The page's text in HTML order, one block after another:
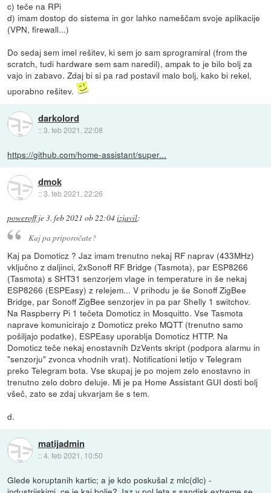
c) teče na RPi
d) imam dostop do sistema in gor lahko nameščam svoje aplikacije
(VPN, firewall...)
Do sedaj sem imel rešitev, ki sem jo sam sprogramiral (from the
scratch, tudi hardware sem sam naredil), ampak to je bilo bolj za
vajo in zabavo. Zdaj bi si pa rad postavil malo bolj, kako bi rekel,
uporabno rešitev.
darkolord
::3. feb 2021, 22:08
https://github.com/home-assistant/super...
dmok
::3. feb 2021, 22:26
poweroffje3. feb 2021 ob 22:04izjavil:
Kaj pa priporočate?
Kaj pa Domoticz ? Jaz imam trenutno nekaj RF naprav (433MHz)
vključno z daljinci, 2xSonoff RF Bridge (Tasmota), par ESP8266
(Tasmota) s SHT31 senzorjem vlage in temperature in še nekaj
ESP8266 (ESPEasy) z relejem... V prihodu je še Sonoff ZigBee
Bridge, par Sonoff ZigBee senzorjev in pa par Shelly 1 switchov.
Na Raspberry Pi 1 tečeta Domoticz in Mosquitto. Vse Tasmota
naprave komunicirajo z Domoticz preko MQTT (trenutno samo
pošiljajo podatke), ESPEasy uporablja Domoticz HTTP. Na
Domoticz teče nekaj enostavnih DzVents skript (podpora alarmu in
"senzorju" zvonca vhodnih vrat). Notificationi letijo v Telegram
preko Telegram bota. Vse skupaj je po mojem zelo enostavno in
trenutno zelo dobro deluje. Mi je pa Home Assistant GUI dosti bolj
všeč, zato se zdaj ukvarjam še s tem.
d.
matijadmin
::4. feb 2021, 10:50
Glede koruptanih kartic; a je kdo poskušal z mlc(dlc) -